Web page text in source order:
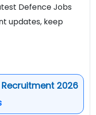
Defence Jobs
updates, keep
2026